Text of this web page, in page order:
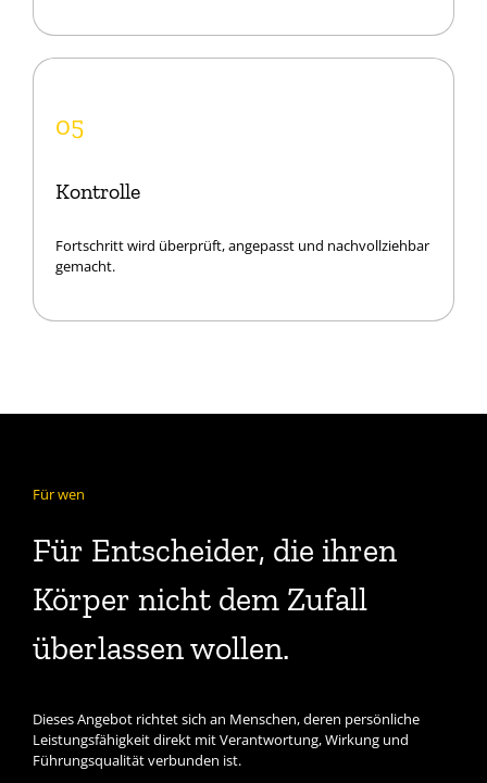
05
Kontrolle
Fortschritt wird überprüft, angepasst und nachvollziehbar
gemacht.
Für wen
Für Entscheider, die ihren
Körper nicht dem Zufall
überlassen wollen.
Dieses Angebot richtet sich an Menschen, deren persönliche
Leistungsfähigkeit direkt mit Verantwortung, Wirkung und
Führungsqualität verbunden ist.